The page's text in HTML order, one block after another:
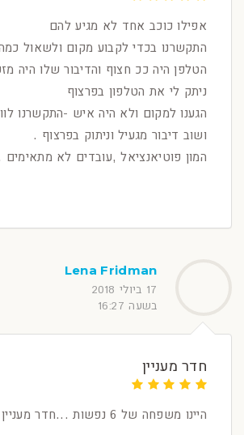
אפילו כוכב אחד לא מגיע להם
התקשרנו בכדי לקבוע מקום ולשאול
הטלפן היה ככ חצוף והדיבור שלו היה
ניתק לי את הטלפון בפרצוף
הגענו למקום ולא היה איש -התקשרנו
ושוב דיבור מגעיל וניתוק בפרצוף .
המון פוטיאנציאל ,עובדים לא מתאימים
Lena Fridman
17 ביולי 2018
בשעה 16:27
חדר מעניין
היינו משפחה של 6 נפשות ...חדר מעניין ....נהננו מאוד